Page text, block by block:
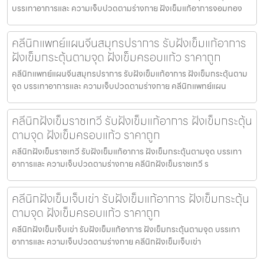
บรรเทาอาการและ ความเจ็บปวดตามร่างกาย ฝังเข็มแก้อาการจอมทอง
คลีนิกแพทย์แผนจีนสมุทรปราการ รับฝังเข็มแก้อาการ
ฝังเข็มกระตุ้นตามจุด ฝังเข็มครอบแก้ว ราคาถูก
คลีนิกแพทย์แผนจีนสมุทรปราการ รับฝังเข็มแก้อาการ ฝังเข็มกระตุ้นตาม
จุด บรรเทาอาการและ ความเจ็บปวดตามร่างกาย คลีนิกแพทย์แผน
คลีนิกฝังเข็มราชเทวี รับฝังเข็มแก้อาการ ฝังเข็มกระตุ้น
ตามจุด ฝังเข็มครอบแก้ว ราคาถูก
คลีนิกฝังเข็มราชเทวี รับฝังเข็มแก้อาการ ฝังเข็มกระตุ้นตามจุด บรรเทา
อาการและ ความเจ็บปวดตามร่างกาย คลีนิกฝังเข็มราชเทวี ร
คลีนิกฝังเข็มเจ็บเข่า รับฝังเข็มแก้อาการ ฝังเข็มกระตุ้น
ตามจุด ฝังเข็มครอบแก้ว ราคาถูก
คลีนิกฝังเข็มเจ็บเข่า รับฝังเข็มแก้อาการ ฝังเข็มกระตุ้นตามจุด บรรเทา
อาการและ ความเจ็บปวดตามร่างกาย คลีนิกฝังเข็มเจ็บเข่า